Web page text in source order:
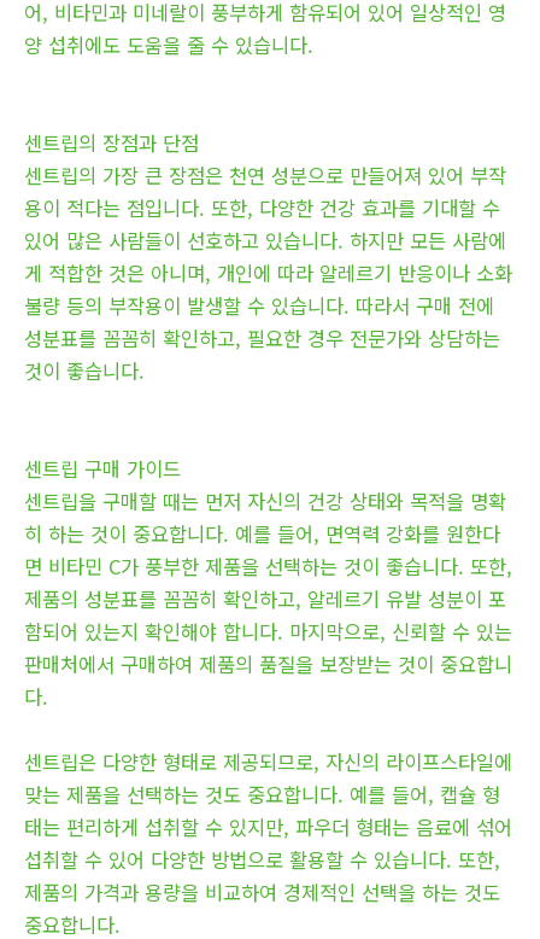
어, 비타민과 미네랄이 풍부하게 함유되어 있어 일상적인 영
양 섭취에도 도움을 줄 수 있습니다.
센트립의 장점과 단점
센트립의 가장 큰 장점은 천연 성분으로 만들어져 있어 부작
용이 적다는 점입니다. 또한, 다양한 건강 효과를 기대할 수
있어 많은 사람들이 선호하고 있습니다. 하지만 모든 사람에
게 적합한 것은 아니며, 개인에 따라 알레르기 반응이나 소화
불량 등의 부작용이 발생할 수 있습니다. 따라서 구매 전에
성분표를 꼼꼼히 확인하고, 필요한 경우 전문가와 상담하는
것이 좋습니다.
센트립 구매 가이드
센트립을 구매할 때는 먼저 자신의 건강 상태와 목적을 명확
히 하는 것이 중요합니다. 예를 들어, 면역력 강화를 원한다
면 비타민 C가 풍부한 제품을 선택하는 것이 좋습니다. 또한,
제품의 성분표를 꼼꼼히 확인하고, 알레르기 유발 성분이 포
함되어 있는지 확인해야 합니다. 마지막으로, 신뢰할 수 있는
판매처에서 구매하여 제품의 품질을 보장받는 것이 중요합니
다.
센트립은 다양한 형태로 제공되므로, 자신의 라이프스타일에
맞는 제품을 선택하는 것도 중요합니다. 예를 들어, 캡슐 형
태는 편리하게 섭취할 수 있지만, 파우더 형태는 음료에 섞어
섭취할 수 있어 다양한 방법으로 활용할 수 있습니다. 또한,
제품의 가격과 용량을 비교하여 경제적인 선택을 하는 것도
중요합니다.